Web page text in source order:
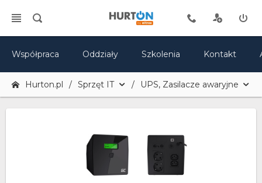
Współpraca Oddziały Szkolenia Kontakt
Hurton.pl Sprzęt IT UPS, Zasilacze awaryjne